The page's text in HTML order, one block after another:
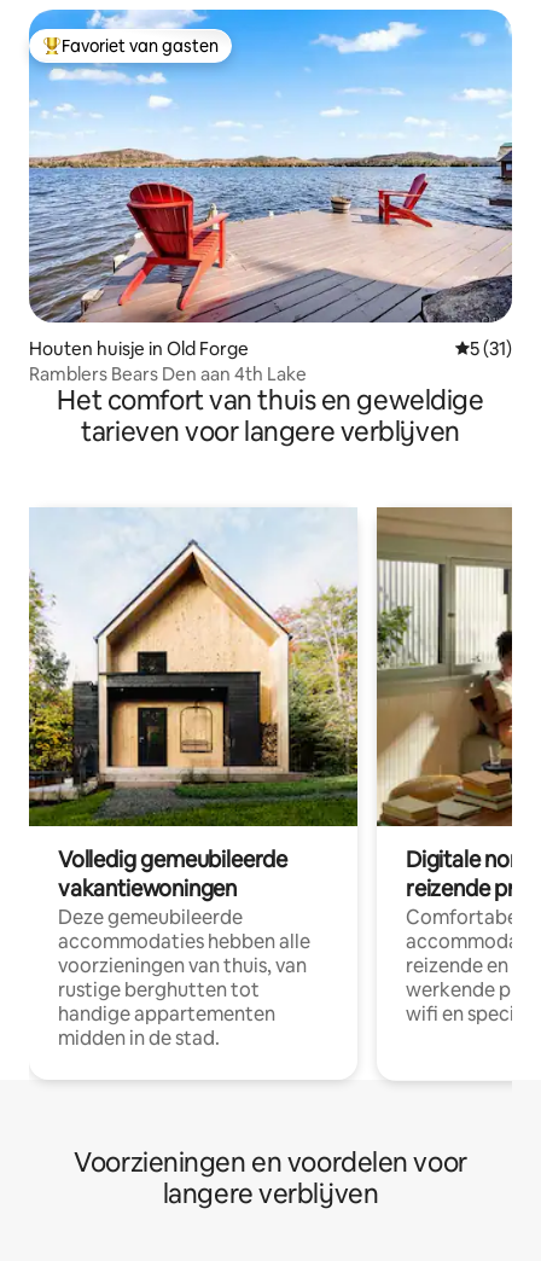
Topfavoriet van gasten
Favoriet van gasten
Houten huisje in Old Forge
5 (31)
Ramblers Bears Den aan 4th Lake
Het comfort van thuis en geweldige
tarieven voor langere verblijven
Volledig gemeubileerde
vakantiewoningen
Deze gemeubileerde
accommodaties hebben alle
voorzieningen van thuis, van
rustige berghutten tot
handige appartementen
midden in de stad.
Digitale
reizende
Comfortabele
reizende en
werkende
wifi en
Voorzieningen en voordelen voor
langere verblijven